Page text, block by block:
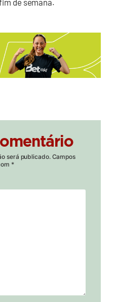
de semana.
será publicado. Campos
*